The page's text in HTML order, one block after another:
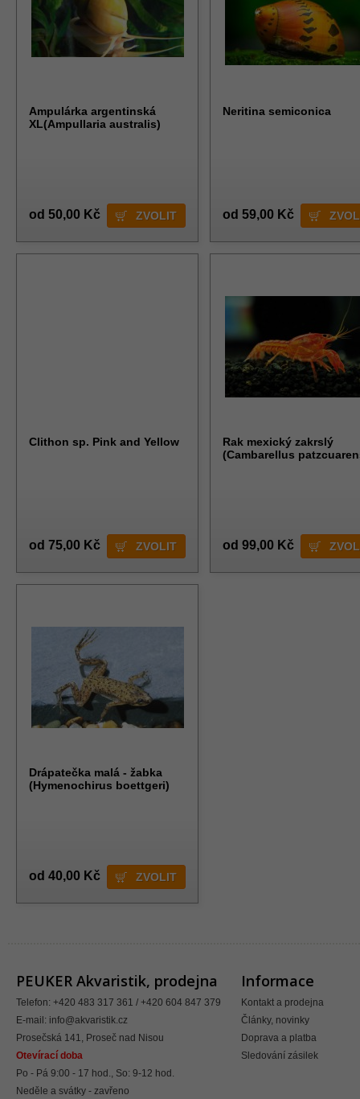
Ampulárka argentinská
XL(Ampullaria australis)
od 50,00 Kč ZVOLIT
Neritina semiconica
od 59,00 Kč
Clithon sp. Pink and Yellow
od 75,00 Kč ZVOLIT
Rak mexický zakrslý
(Cambarellus
od 99,00 Kč
Drápatečka malá - žabka
(Hymenochirus boettgeri)
od 40,00 Kč ZVOLIT
PEUKER Akvaristik, prodejna
Telefon: +420 483 317 361 / +420 604 847 379
E-mail: info@akvaristik.cz
Prosečská 141, Proseč nad Nisou
Otevírací doba
Po - Pá 9:00 - 17 hod., So: 9-12 hod.
Neděle a svátky - zavřeno
Informace
Kontakt a prodejna
Články, novinky
Doprava a platba
Sledování zásilek